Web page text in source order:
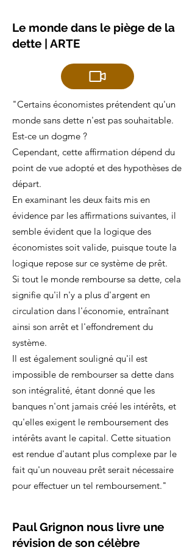
Le monde dans le piège de la
dette | ARTE
"Certains économistes prétendent qu'un
monde sans dette n'est pas souhaitable.
Est-ce un dogme ?
Cependant, cette affirmation dépend du
point de vue adopté et des hypothèses de
départ.
En examinant les deux faits mis en
évidence par les affirmations suivantes, il
semble évident que la logique des
économistes soit valide, puisque toute la
logique repose sur ce système de prêt.
Si tout le monde rembourse sa dette, cela
signifie qu'il n'y a plus d'argent en
circulation dans l'économie, entraînant
ainsi son arrêt et l'effondrement du
système.
Il est également souligné qu'il est
impossible de rembourser sa dette dans
son intégralité, étant donné que les
banques n'ont jamais créé les intérêts, et
qu'elles exigent le remboursement des
intérêts avant le capital. Cette situation
est rendue d'autant plus complexe par le
fait qu'un nouveau prêt serait nécessaire
pour effectuer un tel remboursement."
Paul Grignon nous livre une
révision de son célèbre